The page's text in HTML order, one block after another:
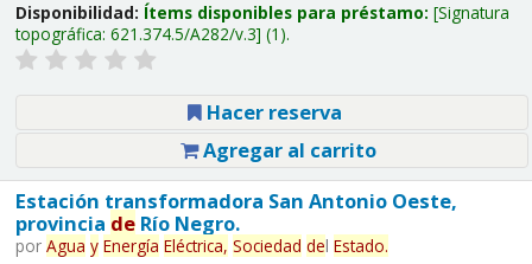
Disponibilidad: Ítems disponibles para préstamo: Signatura
topográfica: 621.374.5/A282/v.3 (1).
Hacer reserva
Agregar al carrito
Estación transformadora San Antonio Oeste,
provincia deRío Negro.
por Agua y Energía Eléctrica, Sociedad del Estado.